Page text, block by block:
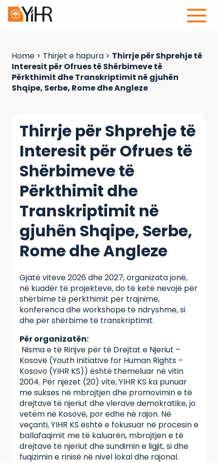
Home > Thirjet e hapura > Thirrje për Shprehje të
Interesit për Ofrues të Shërbimeve të
Përkthimit dhe Transkriptimit në gjuhën
Shqipe, Serbe, Rome dhe Angleze
Thirrje për Shprehje të
Interesit për Ofrues të
Shërbimeve të
Përkthimit dhe
Transkriptimit në
gjuhën Shqipe, Serbe,
Rome dhe Angleze
Gjatë viteve 2026 dhe 2027, organizata jonë,
në kuadër të projekteve, do të ketë nevojë për
shërbime të përkthimit për trajnime,
konferenca dhe workshope të ndryshme, si
dhe për shërbime të transkriptimit.
Për organizatën:
Nisma e të Rinjve për të Drejtat e Njeriut –
Kosovë (Youth Initiative for Human Rights –
Kosovo (YIHR KS)) është themeluar në vitin
2004. Për njëzet (20) vite, YIHR KS ka punuar
me sukses në mbrojtjen dhe promovimin e të
drejtave të njeriut dhe vlerave demokratike, jo
vetëm në Kosovë, por edhe në rajon. Në
veçanti, YIHR KS është e fokusuar në procesin e
ballafaqimit me të kaluarën, mbrojtjen e të
drejtave të njeriut dhe sundimin e ligjit, si dhe
fuqizimin e rinisë në nivel lokal dhe rajonal.